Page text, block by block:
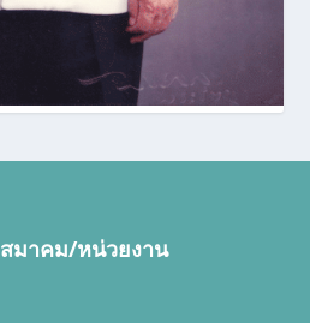
มาคม/หน่วยงาน